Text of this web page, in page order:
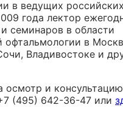
в ведущих российских
года лектор
семинаров в области
офтальмологии в
Владивостоке и
осмотр и
(495) 642-36-47 или